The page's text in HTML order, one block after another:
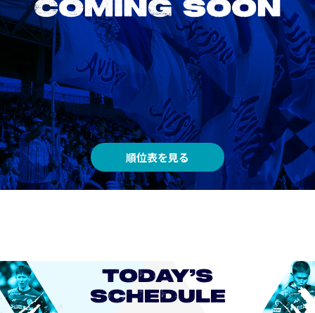
順位表を見る
TODAY’S
SCHEDULE